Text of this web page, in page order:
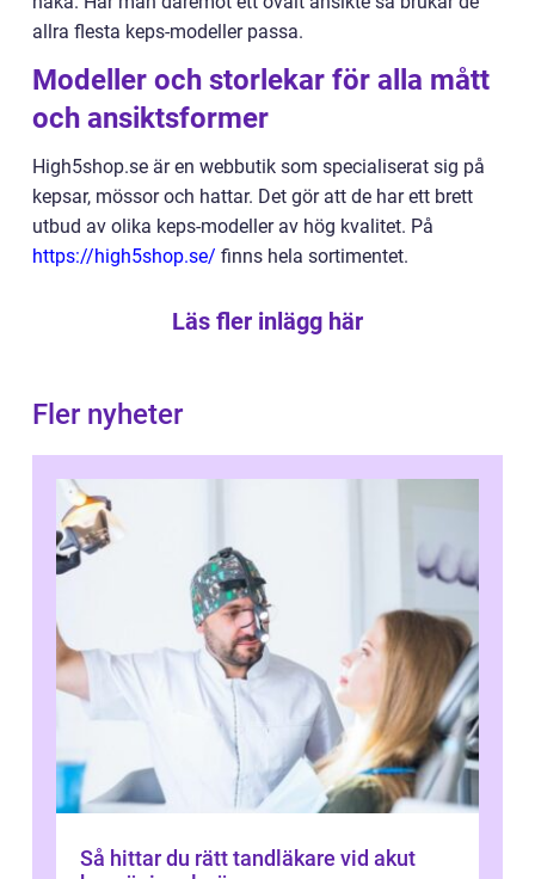
allra flesta keps-modeller passa.
Modeller och storlekar för alla mått
och ansiktsformer
High5shop.se är en webbutik som specialiserat sig på
kepsar, mössor och hattar. Det gör att de har ett brett
utbud av olika keps-modeller av hög kvalitet. På
https://high5shop.se/ finns hela sortimentet.
Läs fler inlägg här
Fler nyheter
Så hittar du rätt tandläkare vid akut